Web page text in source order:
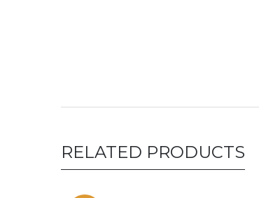
RELATED PRODUCTS